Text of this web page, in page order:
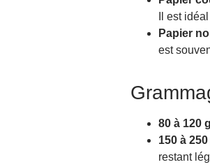
Il est
Papier
est
80 à 120
150 à 250
restant